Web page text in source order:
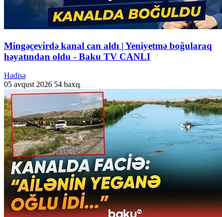
Mingəçevirdə kanal can aldı | Yeniyetmə boğularaq
həyatından oldu - Baku TV CANLI
Hadisə
05 avqust 2026 54 baxış